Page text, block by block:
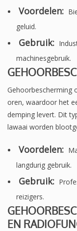
Voordelen:
geluid.
Gebruik:
machinesgebruik.
Gehoorbescherming
oren, waardoor het
demping levert. Dit
lawaai worden
Voordelen:
langdurig gebruik.
Gebruik:
reizigers.
EN